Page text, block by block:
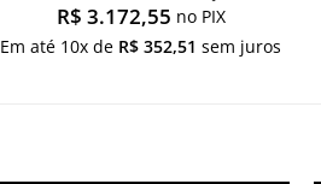
R$ 3.172,55 no PIX
Em até 10x de R$ 352,51 sem juros